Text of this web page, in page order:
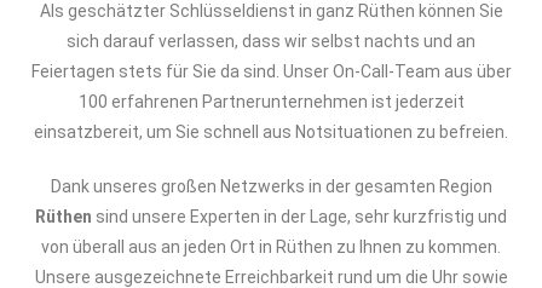
Als geschätzter Schlüsseldienst in ganz Rüthen können Sie
sich darauf verlassen, dass wir selbst nachts und an
Feiertagen stets für Sie da sind. Unser On-Call-Team aus über
100 erfahrenen Partnerunternehmen ist jederzeit
einsatzbereit, um Sie schnell aus Notsituationen zu befreien.
Dank unseres großen Netzwerks in der gesamten Region
Rüthen sind unsere Experten in der Lage, sehr kurzfristig und
von überall aus an jeden Ort in Rüthen zu Ihnen zu kommen.
Unsere ausgezeichnete Erreichbarkeit rund um die Uhr sowie